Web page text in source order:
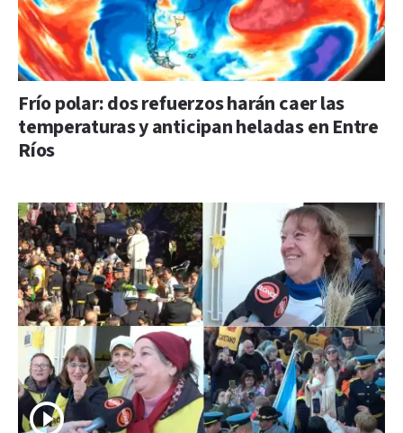
Frío polar: dos refuerzos harán caer las
temperaturas y anticipan heladas en Entre
Ríos